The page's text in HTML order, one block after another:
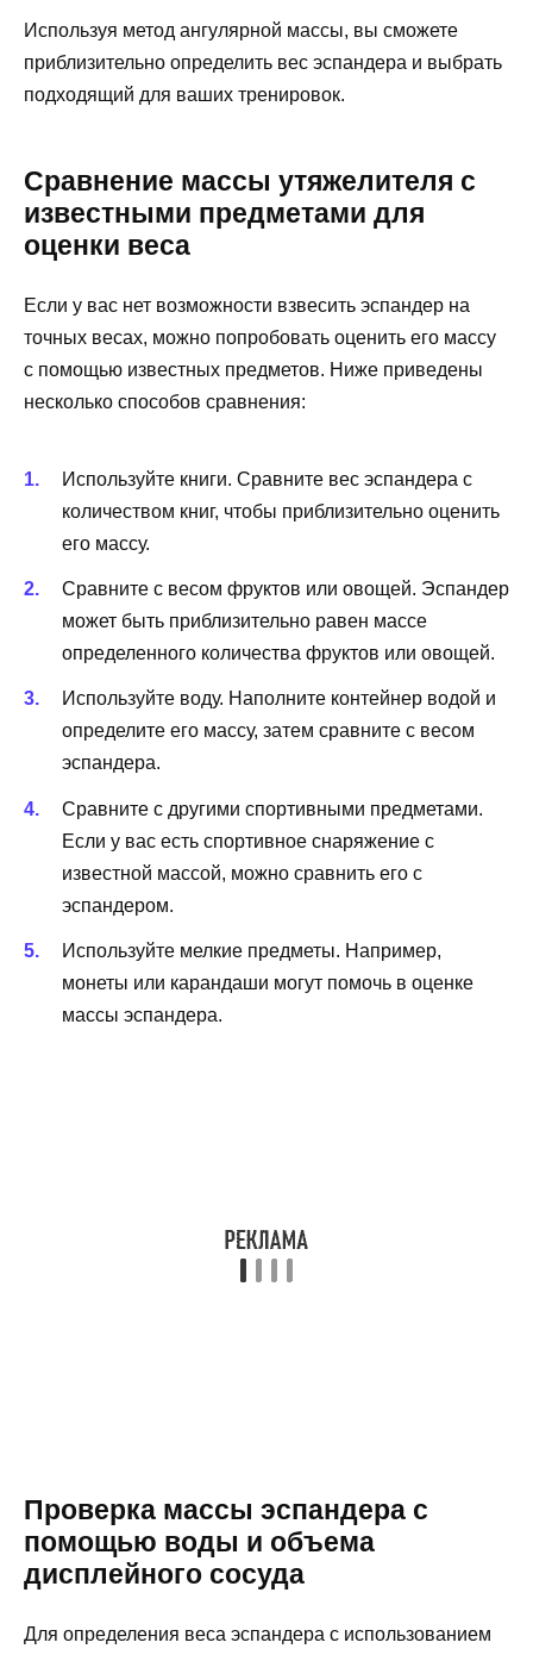
Используя метод ангулярной массы, вы сможете
приблизительно определить вес эспандера и выбрать
подходящий для ваших тренировок.
Сравнение массы утяжелителя с
известными предметами для
оценки веса
Если у вас нет возможности взвесить эспандер на
точных весах, можно попробовать оценить его массу
с помощью известных предметов. Ниже приведены
несколько способов сравнения:
Используйте книги. Сравните вес эспандера с
количеством книг, чтобы приблизительно оценить
его массу.
Сравните с весом фруктов или овощей. Эспандер
может быть приблизительно равен массе
определенного количества фруктов или овощей.
Используйте воду. Наполните контейнер водой и
определите его массу, затем сравните с весом
эспандера.
Сравните с другими спортивными предметами.
Если у вас есть спортивное снаряжение с
известной массой, можно сравнить его с
эспандером.
Используйте мелкие предметы. Например,
монеты или карандаши могут помочь в оценке
массы эспандера.
Проверка массы эспандера с
помощью воды и объема
дисплейного сосуда
Для определения веса эспандера с использованием